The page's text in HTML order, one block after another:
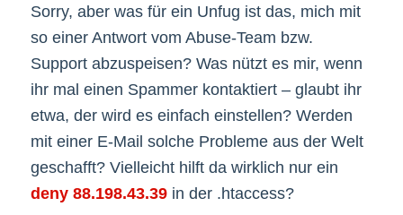
Sorry, aber was für ein Unfug ist das, mich mit
so einer Antwort vom Abuse-Team bzw.
Support abzuspeisen? Was nützt es mir, wenn
ihr mal einen Spammer kontaktiert – glaubt ihr
etwa, der wird es einfach einstellen? Werden
mit einer E-Mail solche Probleme aus der Welt
geschafft? Vielleicht hilft da wirklich nur ein
deny 88.198.43.39in der .htaccess?